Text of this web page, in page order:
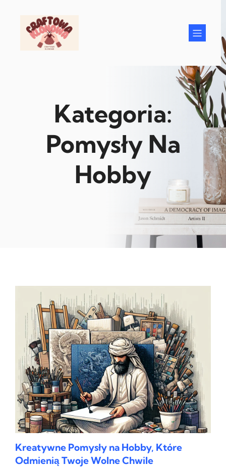
Kategoria:
Pomysły Na
Hobby
Kreatywne Pomysły na Hobby, Które
Odmienią Twoje Wolne Chwile